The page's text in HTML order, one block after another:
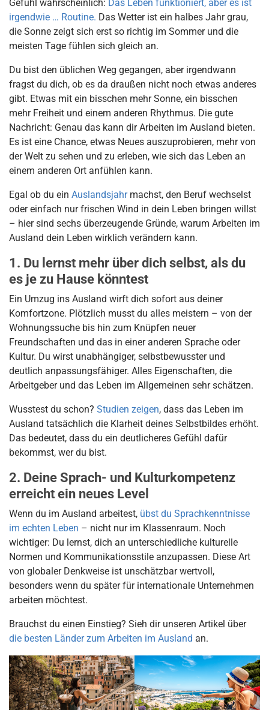
Gefühl wahrscheinlich: Das Leben funktioniert, aber es ist
irgendwie … Routine. Das Wetter ist ein halbes Jahr grau,
die Sonne zeigt sich erst so richtig im Sommer und die
meisten Tage fühlen sich gleich an.
Du bist den üblichen Weg gegangen, aber irgendwann
fragst du dich, ob es da draußen nicht noch etwas anderes
gibt. Etwas mit ein bisschen mehr Sonne, ein bisschen
mehr Freiheit und einem anderen Rhythmus. Die gute
Nachricht: Genau das kann dir Arbeiten im Ausland bieten.
Es ist eine Chance, etwas Neues auszuprobieren, mehr von
der Welt zu sehen und zu erleben, wie sich das Leben an
einem anderen Ort anfühlen kann.
Egal ob du ein Auslandsjahrmachst, den Beruf wechselst
oder einfach nur frischen Wind in dein Leben bringen willst
– hier sind sechs überzeugende Gründe, warum Arbeiten im
Ausland dein Leben wirklich verändern kann.
1. Du lernst mehr über dich selbst, als du
es je zu Hause könntest
Ein Umzug ins Ausland wirft dich sofort aus deiner
Komfortzone. Plötzlich musst du alles meistern – von der
Wohnungssuche bis hin zum Knüpfen neuer
Freundschaften und das in einer anderen Sprache oder
Kultur. Du wirst unabhängiger, selbstbewusster und
deutlich anpassungsfähiger. Alles Eigenschaften, die
Arbeitgeber und das Leben im Allgemeinen sehr schätzen.
Wusstest du schon? Studien zeigen, dass das Leben im
Ausland tatsächlich die Klarheit deines Selbstbildes erhöht.
Das bedeutet, dass du ein deutlicheres Gefühl dafür
bekommst, wer du bist.
2. Deine Sprach- und Kulturkompetenz
erreicht ein neues Level
Wenn du im Ausland arbeitest, übst du Sprachkenntnisse
im echten Leben – nicht nur im Klassenraum. Noch
wichtiger: Du lernst, dich an unterschiedliche kulturelle
Normen und Kommunikationsstile anzupassen. Diese Art
von globaler Denkweise ist unschätzbar wertvoll,
besonders wenn du später für internationale Unternehmen
arbeiten möchtest.
Brauchst du einen Einstieg? Sieh dir unseren Artikel über
die besten Länder zum Arbeiten im Ausland an.